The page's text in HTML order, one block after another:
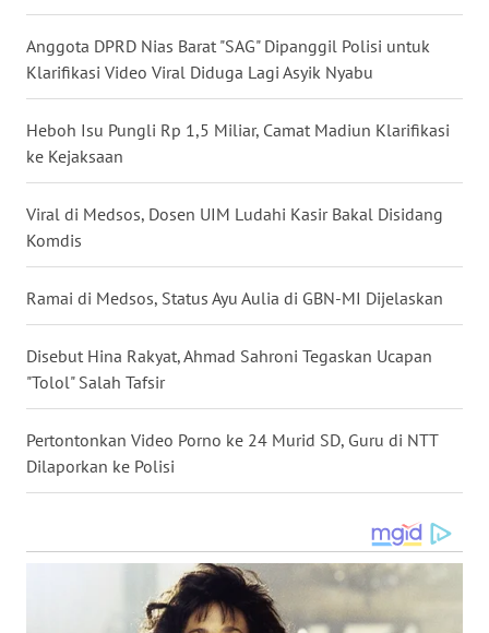
Anggota DPRD Nias Barat "SAG" Dipanggil Polisi untuk
Klarifikasi Video Viral Diduga Lagi Asyik Nyabu
Heboh Isu Pungli Rp 1,5 Miliar, Camat Madiun Klarifikasi
ke Kejaksaan
Viral di Medsos, Dosen UIM Ludahi Kasir Bakal Disidang
Komdis
Ramai di Medsos, Status Ayu Aulia di GBN-MI Dijelaskan
Disebut Hina Rakyat, Ahmad Sahroni Tegaskan Ucapan
"Tolol" Salah Tafsir
Pertontonkan Video Porno ke 24 Murid SD, Guru di NTT
Dilaporkan ke Polisi
WN
SULUT
MALUKU
MALUT
DAIRI
WN
DANAU
TOBA
WN